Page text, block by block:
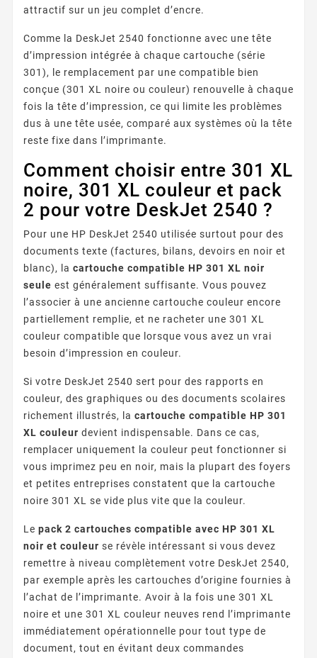
attractif sur un jeu complet d’encre.
Comme la DeskJet 2540 fonctionne avec une tête
d’impression intégrée à chaque cartouche (série
301), le remplacement par une compatible bien
conçue (301 XL noire ou couleur) renouvelle à chaque
fois la tête d’impression, ce qui limite les problèmes
dus à une tête usée, comparé aux systèmes où la tête
reste fixe dans l’imprimante.
Comment choisir entre 301 XL
noire, 301 XL couleur et pack
2 pour votre DeskJet 2540 ?
Pour une HP DeskJet 2540 utilisée surtout pour des
documents texte (factures, bilans, devoirs en noir et
blanc), la cartouche compatible HP 301 XL noir
seule est généralement suffisante. Vous pouvez
l’associer à une ancienne cartouche couleur encore
partiellement remplie, et ne racheter une 301 XL
couleur compatible que lorsque vous avez un vrai
besoin d’impression en couleur.
Si votre DeskJet 2540 sert pour des rapports en
couleur, des graphiques ou des documents scolaires
richement illustrés, la cartouche compatible HP 301
XL couleur devient indispensable. Dans ce cas,
remplacer uniquement la couleur peut fonctionner si
vous imprimez peu en noir, mais la plupart des foyers
et petites entreprises constatent que la cartouche
noire 301 XL se vide plus vite que la couleur.
Le pack 2 cartouches compatible avec HP 301 XL
noir et couleur se révèle intéressant si vous devez
remettre à niveau complètement votre DeskJet 2540,
par exemple après les cartouches d’origine fournies à
l’achat de l’imprimante. Avoir à la fois une 301 XL
noire et une 301 XL couleur neuves rend l’imprimante
immédiatement opérationnelle pour tout type de
document, tout en évitant deux commandes